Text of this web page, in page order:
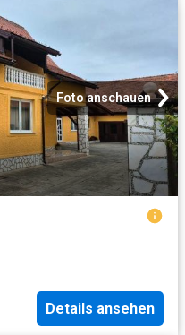
Foto anschauen
Details ansehen